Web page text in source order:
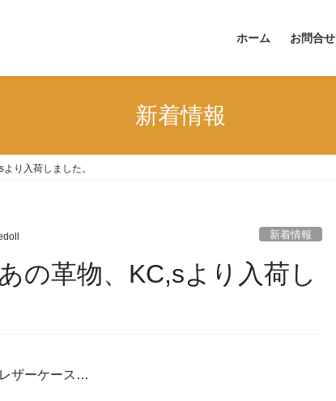
ホーム お問合せ
新着情報
り入荷しました。
新着情報
の革物、KC,sより入荷し
ザーケース…